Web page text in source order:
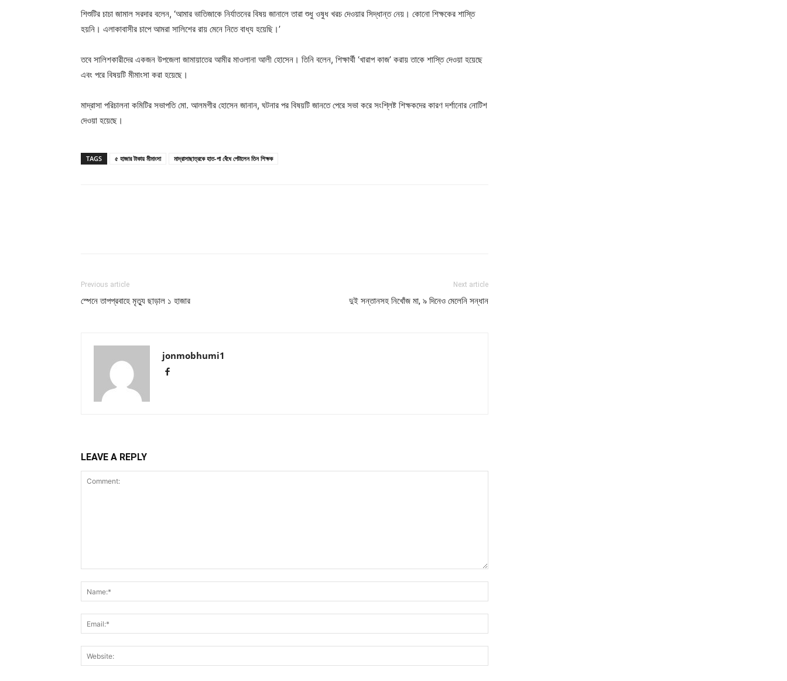
শিশুটির চাচা জামাল সরদার বলেন, ‘আমার ভাতিজাকে নির্যাতনের বিষয় জানালে তারা শুধু ওষুধ খরচ দেওয়ার সিদ্ধান্ত নেয়। কোনো শিক্ষকের শাস্তি
হয়নি। এলাকাবাসীর চাপে আমরা সালিশের রায় মেনে নিতে বাধ্য হয়েছি।’
তবে সালিশকারীদের একজন উপজেলা জামায়াতের আমীর মাওলানা আলী হোসেন। তিনি বলেন, শিক্ষার্থী ‘খারাপ কাজ’ করায় তাকে শাস্তি দেওয়া হয়েছে
এবং পরে বিষয়টি মীমাংসা করা হয়েছে।
মাদ্রাসা পরিচালনা কমিটির সভাপতি মো. আলমগীর হোসেন জানান, ঘটনার পর বিষয়টি জানতে পেরে সভা করে সংশ্লিষ্ট শিক্ষকদের কারণ দর্শানোর নোটিশ
দেওয়া হয়েছে।
TAGS ৫ হাজার টাকায় মীমাংসা মাদ্রাসাছাত্রকে হাত-পা বেঁধে পেটালেন তিন শিক্ষক
Previous article
স্পেনে তাপপ্রবাহে মৃত্যু ছাড়াল ১ হাজার
Next article
দুই সন্তানসহ নিখোঁজ মা, ৯ দিনেও মেলেনি সন্ধান
jonmobhumi1
LEAVE A REPLY